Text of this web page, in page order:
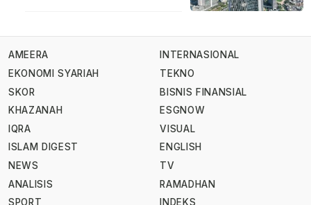
AMEERA
EKONOMI SYARIAH
SKOR
KHAZANAH
IQRA
ISLAM DIGEST
NEWS
ANALISIS
SPORT
INTERNASIONAL
TEKNO
BISNIS FINANSIAL
ESGNOW
VISUAL
ENGLISH
TV
RAMADHAN
INDEKS